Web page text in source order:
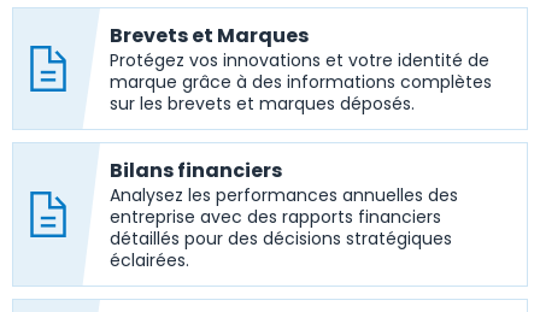
Brevets et Marques
Protégez vos innovations et votre identité de
marque grâce à des informations complètes
sur les brevets et marques déposés.
Bilans financiers
Analysez les performances annuelles des
entreprise avec des rapports financiers
détaillés pour des décisions stratégiques
éclairées.